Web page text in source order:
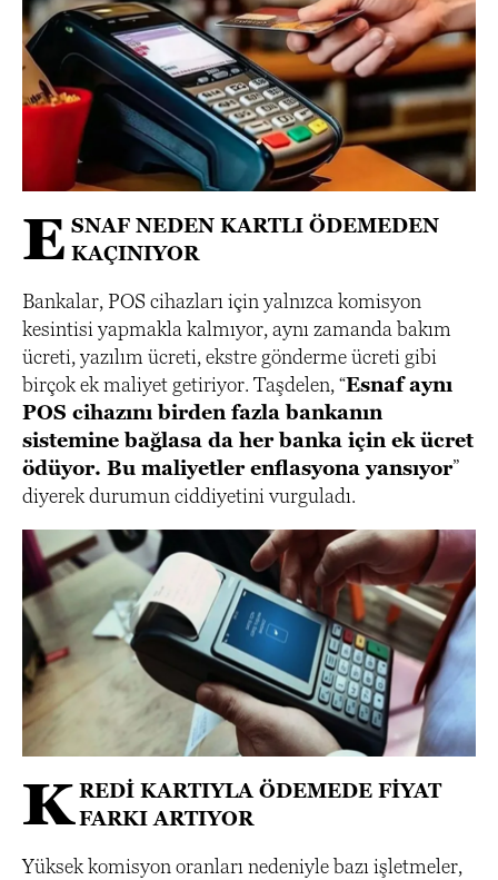
E SNAF NEDEN KARTLI ÖDEMEDEN
KAÇINIYOR
Bankalar, POS cihazları için yalnızca komisyon
kesintisi yapmakla kalmıyor, aynı zamanda bakım
ücreti, yazılım ücreti, ekstre gönderme ücreti gibi
birçok ek maliyet getiriyor. Taşdelen, “Esnaf aynı
POS cihazını birden fazla bankanın
sistemine bağlasa da her banka için ek ücret
ödüyor. Bu maliyetler enflasyona yansıyor”
diyerek durumun ciddiyetini vurguladı.
K REDİ KARTIYLA ÖDEMEDE FİYAT
FARKI ARTIYOR
Yüksek komisyon oranları nedeniyle bazı işletmeler,